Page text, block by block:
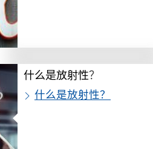
什么是放射性？
什么是放射性？